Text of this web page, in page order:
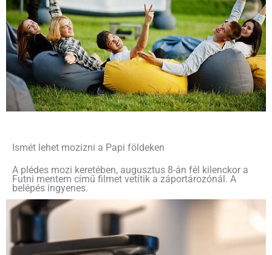
Ismét lehet mozizni a Papi földeken
A plédes mozi keretében, augusztus 8-án fél kilenckor a
Futni mentem című filmet vetítik a záportározónál. A
belépés ingyenes.